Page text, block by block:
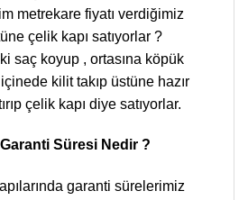
metrekare fiyatı verdiğimiz
çelik kapı satıyorlar ?
saç koyup , ortasına köpük
kilit takıp üstüne hazır
çelik kapı diye satıyorlar.
Süresi Nedir ?
garanti sürelerimiz